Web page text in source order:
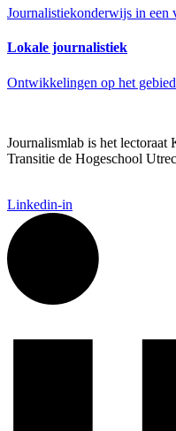
Journalistiekonderwijs in een
Lokale journalistiek
Ontwikkelingen op het
Journalismlab is het
Transitie de Hogeschool
Linkedin-in